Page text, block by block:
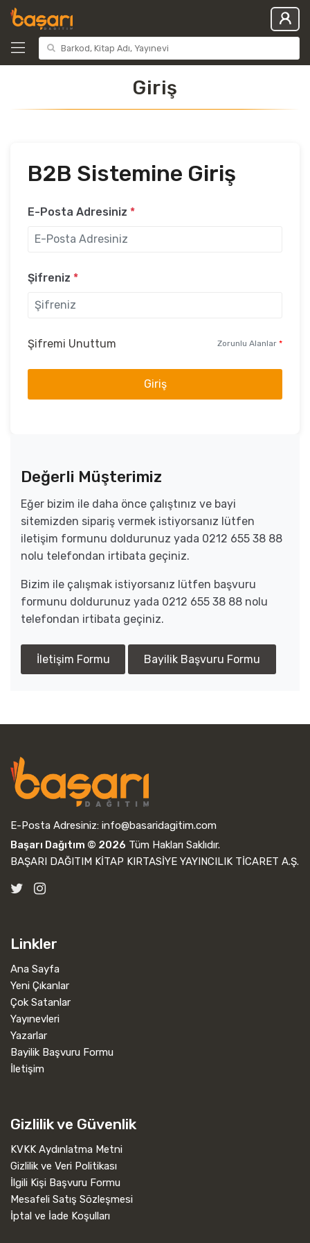
Giriş
B2B Sistemine Giriş
E-Posta Adresiniz *
Şifreniz *
Şifremi Unuttum Zorunlu Alanlar *
Giriş
Değerli Müşterimiz
Eğer bizim ile daha önce çalıştınız ve bayi
sitemizden sipariş vermek istiyorsanız lütfen
iletişim formunu doldurunuz yada 0212 655 38 88
nolu telefondan irtibata geçiniz.
Bizim ile çalışmak istiyorsanız lütfen başvuru
formunu doldurunuz yada 0212 655 38 88 nolu
telefondan irtibata geçiniz.
İletişim Formu Bayilik Başvuru Formu
E-Posta Adresiniz: info@basaridagitim.com
Başarı Dağıtım © 2026 Tüm Hakları Saklıdır.
BAŞARI DAĞITIM KİTAP KIRTASİYE YAYINCILIK TİCARET A.Ş.
Linkler
Ana Sayfa
Yeni Çıkanlar
Çok Satanlar
Yayınevleri
Yazarlar
Bayilik Başvuru Formu
İletişim
Gizlilik ve Güvenlik
KVKK Aydınlatma Metni
Gizlilik ve Veri Politikası
İlgili Kişi Başvuru Formu
Mesafeli Satış Sözleşmesi
İptal ve İade Koşulları